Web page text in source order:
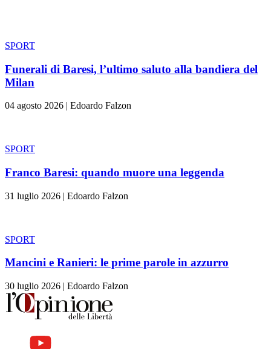
SPORT
Funerali di Baresi, l’ultimo saluto alla bandiera del
Milan
04 agosto 2026 | Edoardo Falzon
SPORT
Franco Baresi: quando muore una leggenda
31 luglio 2026 | Edoardo Falzon
SPORT
Mancini e Ranieri: le prime parole in azzurro
30 luglio 2026 | Edoardo Falzon